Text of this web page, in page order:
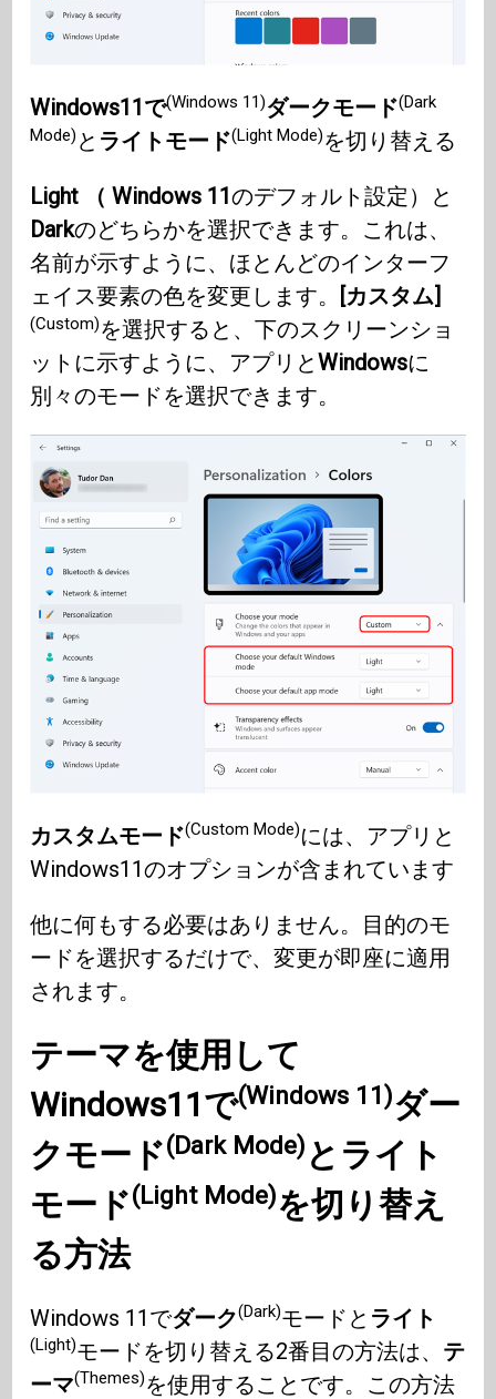
Windows11で(Windows 11)ダークモード(Dark
Mode) と ライトモード(Light Mode)を切り替える
Light （Windows 11のデフォルト設定）と
Darkのどちらかを選択できます。これは、
名前が示すように、ほとんどのインターフ
ェイス要素の色を変更します。
[カスタム]
(Custom)を選択すると、下のスクリーンショ
ットに示すように、アプリとWindowsに
別々のモードを選択できます。
カスタムモード(Custom Mode)には、アプリと
Windows11のオプションが含まれています
他に何もする必要はありません。目的のモ
ードを選択するだけで、変更が即座に適用
されます。
テーマを使用して
Windows11で(Windows 11)ダー
クモード(Dark Mode) と ライト
モード(Light Mode)を切り替え
る方法
Windows 11でダーク(Dark)モードと ライト
(Light)モードを切り替える2番目の方法は、 テ
ーマ(Themes)を使用することです。この方法